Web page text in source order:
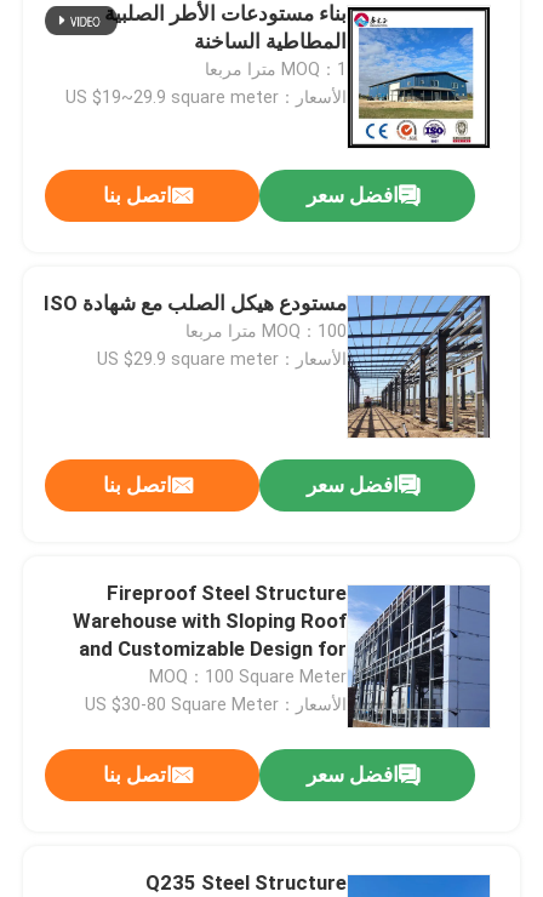
بناء مستودعات الأطر الصلبية
المطاطية الساخنة
MOQ：1 مترا مربعا
الأسعار：US $19~29.9 square meter
افضل سعر اتصل بنا
مستودع هيكل الصلب مع شهادة ISO
MOQ：100 مترا مربعا
الأسعار：US $29.9 square meter
افضل سعر اتصل بنا
Fireproof Steel Structure
Warehouse with Sloping Roof
and Customizable Design for
Industrial Storage
MOQ：100 Square Meter
الأسعار：US $30-80 Square Meter
افضل سعر اتصل بنا
Q235 Steel Structure